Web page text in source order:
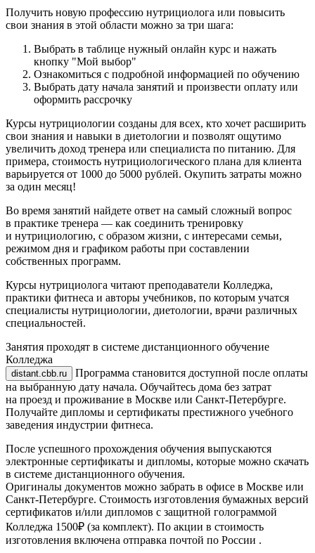
Получить новую профессию нутрициолога или повысить
свои знания в этой области можно за три шага:
Выбрать в таблице нужный онлайн курс и нажать
кнопку "Мой выбор"
Ознакомиться с подробной информацией по обучению
Выбрать дату начала занятий и произвести оплату или
оформить рассрочку
Курсы нутрициологии созданы для всех, кто хочет расширить
свои знания и навыки в диетологии и позволят ощутимо
увеличить доход тренера или специалиста по питанию. Для
примера, стоимость нутрициологического плана для клиента
варьируется от 1000 до 5000 рублей. Окупить затраты можно
за один месяц!
Во время занятий найдете ответ на самый сложный вопрос
в практике тренера — как соединить тренировку
и нутрициологию, с образом жизни, с интересами семьи,
режимом дня и графиком работы при составлении
собственных программ.
Курсы нутрициолога читают преподаватели Колледжа,
практики фитнеса и авторы учебников, по которым учатся
специалисты нутрициологии, диетологии, врачи различных
специальностей.
Занятия проходят в системе дистанционного обучение
Колледжа
Программа становится доступной после оплаты
на выбранную дату начала. Обучайтесь дома без затрат
на проезд и проживание в Москве или Санкт-Петербурге.
Получайте дипломы и сертификаты престижного учебного
заведения индустрии фитнеса.
После успешного прохождения обучения выпускаются
электронные сертификаты и дипломы, которые можно скачать
в системе дистанционного обучения.
Оригиналы документов можно забрать в офисе в Москве или
Санкт-Петербурге. Стоимость изготовления бумажных версий
сертификатов и/или дипломов с защитной голограммой
Колледжа 1500₽ (за комплект). По акции в стоимость
изготовления включена отправка почтой по России .